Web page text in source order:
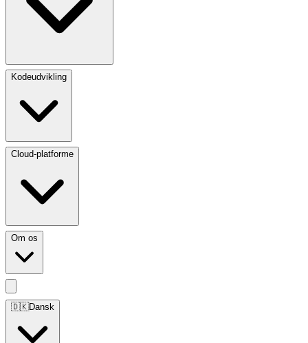
Kodeudvikling
Cloud-platforme
Om os
🇩🇰Dansk